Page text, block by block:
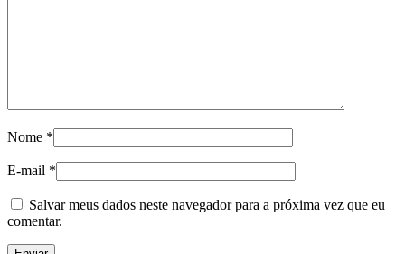
Nome *
E-mail *
Salvar meus dados neste navegador para a próxima vez que eu
comentar.